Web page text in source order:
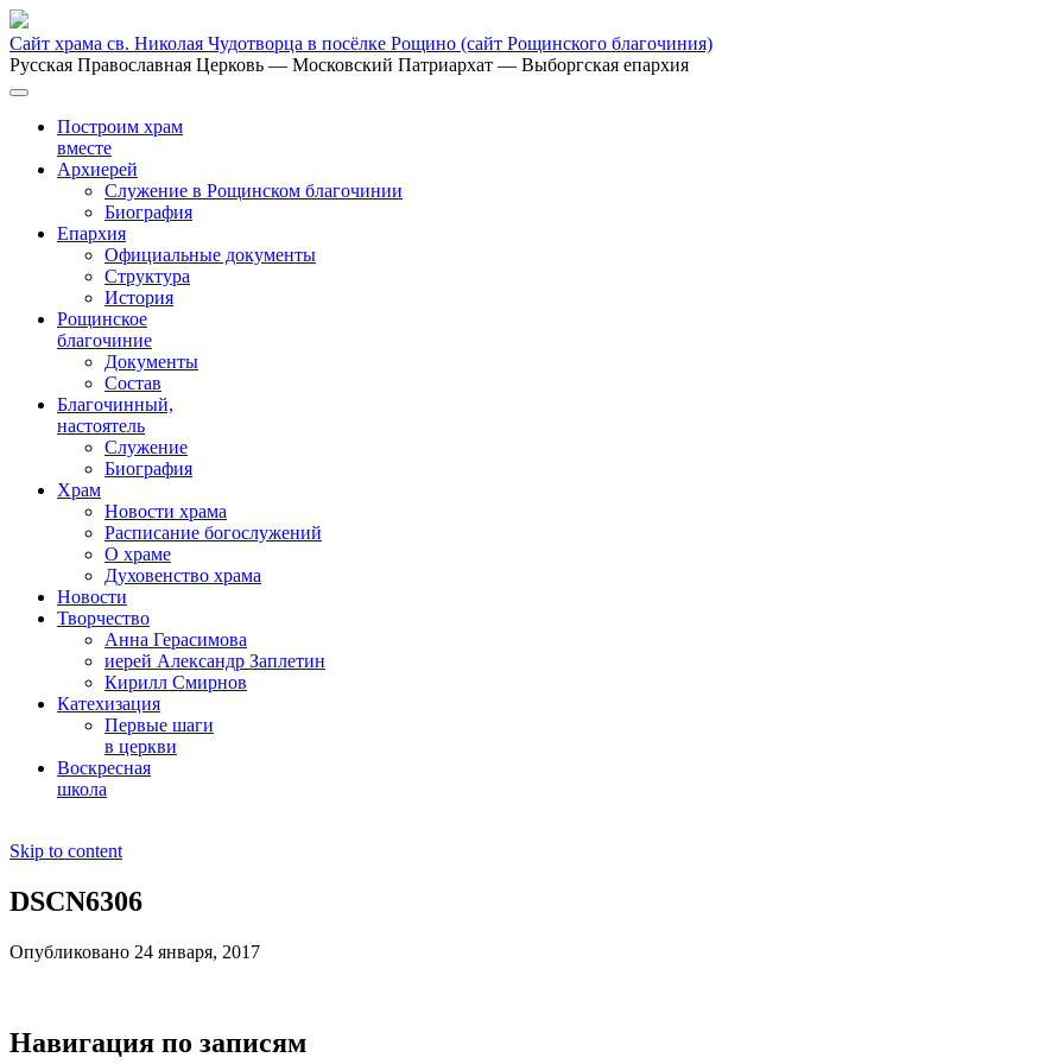
Сайт храма св. Николая Чудотворца в посёлке Рощино (сайт Рощинского благочиния)
Русская Православная Церковь — Московский Патриархат — Выборгская епархия
Построим храм
вместе
Архиерей
Служение в Рощинском благочинии
Биография
Епархия
Официальные документы
Структура
История
Рощинское
благочиние
Документы
Состав
Благочинный,
настоятель
Служение
Биография
Храм
Новости храма
Расписание богослужений
О храме
Духовенство храма
Новости
Творчество
Анна Герасимова
иерей Александр Заплетин
Кирилл Смирнов
Катехизация
Первые шаги
в церкви
Воскресная
школа
Skip to content
DSCN6306
Опубликовано 24 января, 2017
Навигация по записям